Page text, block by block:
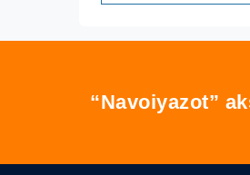
“Navoiyazot”